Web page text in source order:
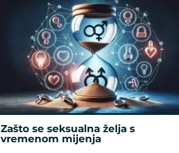
Zašto se seksualna želja s
vremenom mijenja